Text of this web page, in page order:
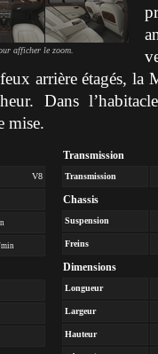
afficher le zoom.
arrière étagés, la
Dans
mise.
V8
min
Transmission
Transmission
Chassis
Suspension
Freins
Dimensions
Longueur
Largeur
Hauteur